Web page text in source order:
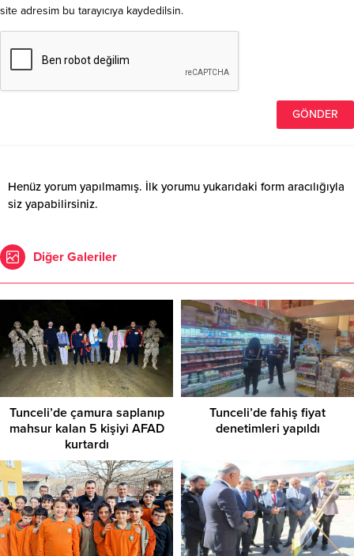
site adresim bu tarayıcıya kaydedilsin.
Henüz yorum yapılmamış. İlk yorumu yukarıdaki form aracılığıyla
siz yapabilirsiniz.
Diğer Galeriler
Tunceli’de çamura saplanıp
mahsur kalan 5 kişiyi AFAD
kurtardı
Tunceli’de fahiş fiyat
denetimleri yapıldı